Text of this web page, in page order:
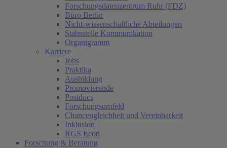
Forschungsdatenzentrum Ruhr (FDZ)
Büro Berlin
Nicht-wissenschaftliche Abteilungen
Stabsstelle Kommunikation
Organigramm
Karriere
Jobs
Praktika
Ausbildung
Promovierende
Postdocs
Forschungsumfeld
Chancengleichheit und Vereinbarkeit
Inklusion
RGS Econ
Forschung & Beratung